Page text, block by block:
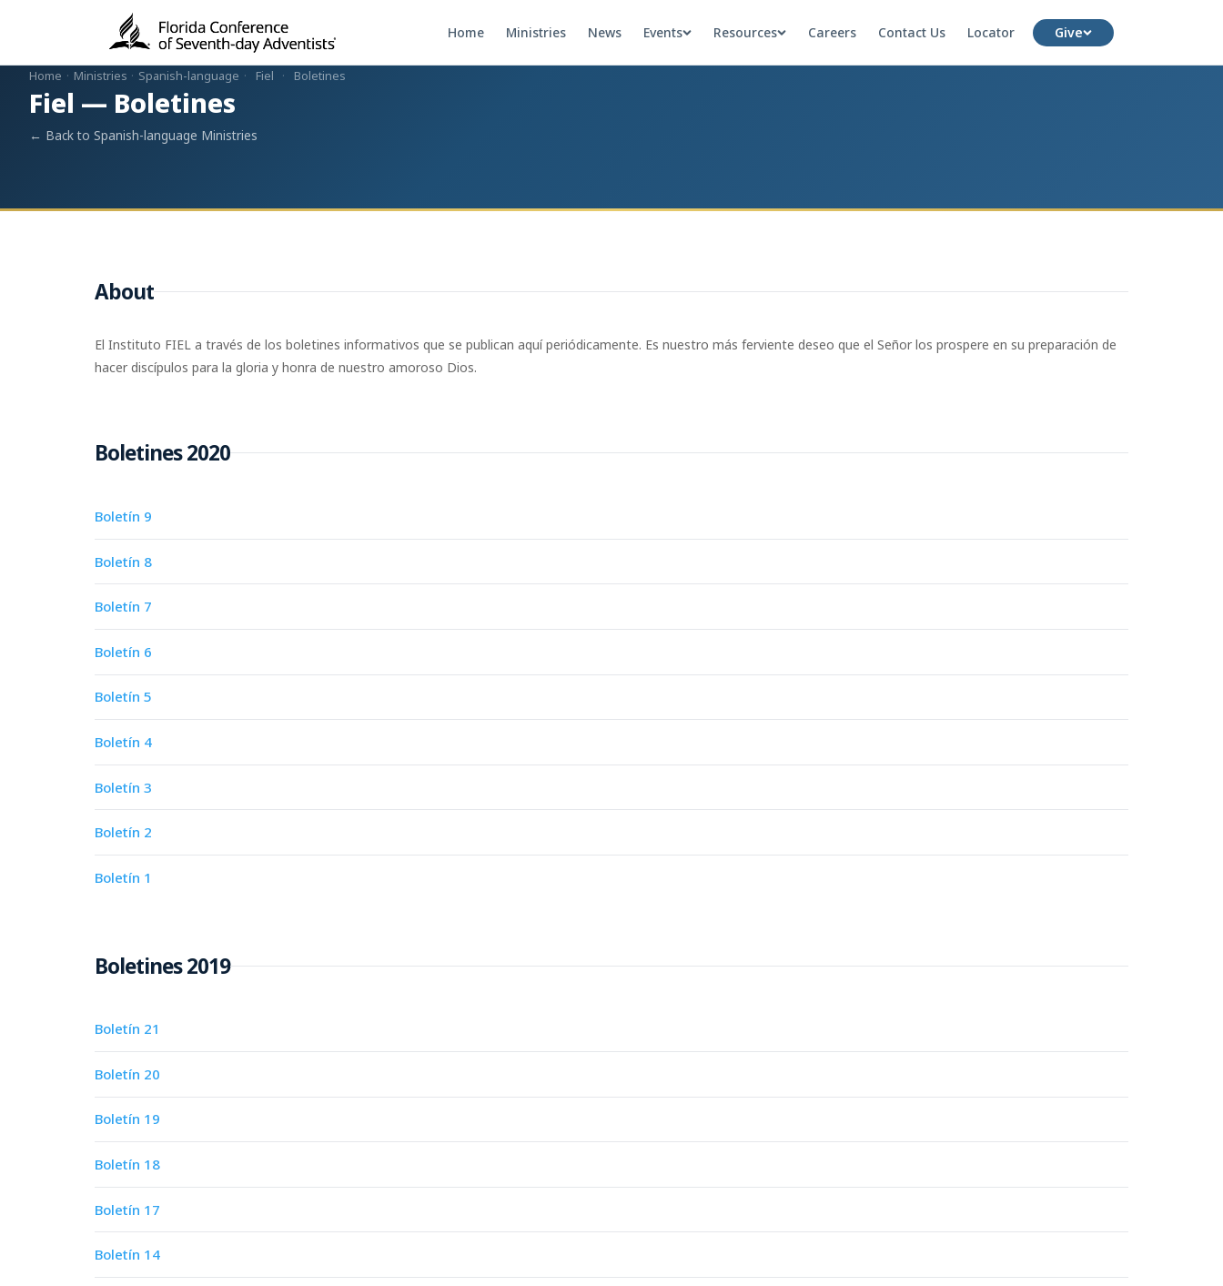
Home Ministries News Events Resources Careers Contact Us Locator Give
Home · Ministries · Spanish-language · Fiel · Boletines
Fiel — Boletines
← Back to Spanish-language Ministries
About
El Instituto FIEL a través de los boletines informativos que se publican aquí periódicamente. Es nuestro más ferviente deseo que el Señor los prospere en su preparación de
hacer discípulos para la gloria y honra de nuestro amoroso Dios.
Boletines 2020
Boletín 9
Boletín 8
Boletín 7
Boletín 6
Boletín 5
Boletín 4
Boletín 3
Boletín 2
Boletín 1
Boletines 2019
Boletín 21
Boletín 20
Boletín 19
Boletín 18
Boletín 17
Boletín 14